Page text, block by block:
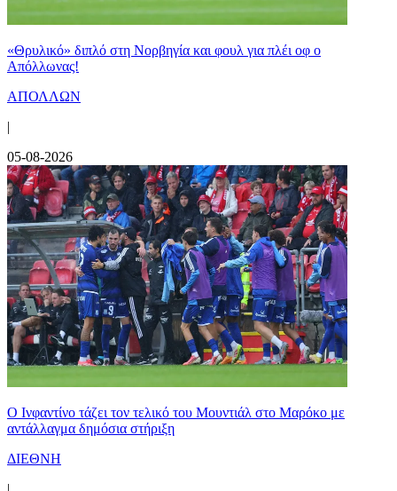
«Θρυλικό» διπλό στη Νορβηγία και φουλ για πλέι οφ ο
Απόλλωνας!
ΑΠΟΛΛΩΝ
|
05-08-2026
Ο Ινφαντίνο τάζει τον τελικό του Μουντιάλ στο Μαρόκο με
αντάλλαγμα δημόσια στήριξη
ΔΙΕΘΝΗ